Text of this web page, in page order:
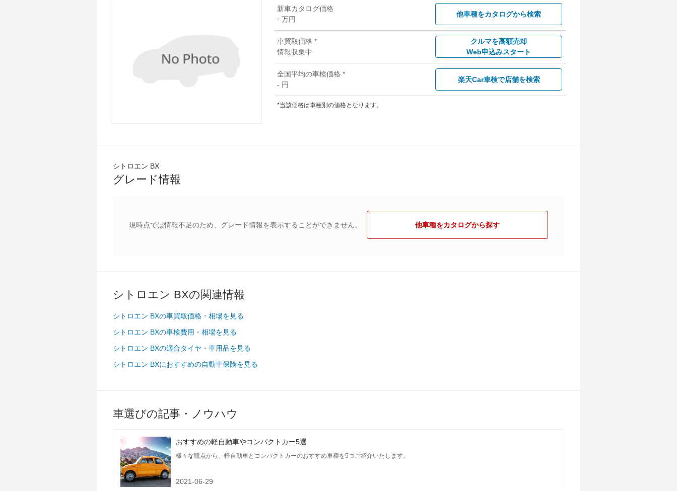
新車カタログ価格
- 万円
他車種をカタログから検索
車買取価格 *
情報収集中
クルマを高額売却
Web申込みスタート
全国平均の車検価格 *
- 円
楽天Car車検で店舗を検索
*当該価格は車種別の価格となります。
シトロエン BX
グレード情報
現時点では情報不足のため、グレード情報を表示することができません。 他車種をカタログから探す
シトロエン BXの関連情報
シトロエン BXの車買取価格・相場を見る
シトロエン BXの車検費用・相場を見る
シトロエン BXの適合タイヤ・車用品を見る
シトロエン BXにおすすめの自動車保険を見る
車選びの記事・ノウハウ
おすすめの軽自動車やコンパクトカー5選
様々な観点から、軽自動車とコンパクトカーのおすすめ車種を5つご紹介いたします。
2021-06-29